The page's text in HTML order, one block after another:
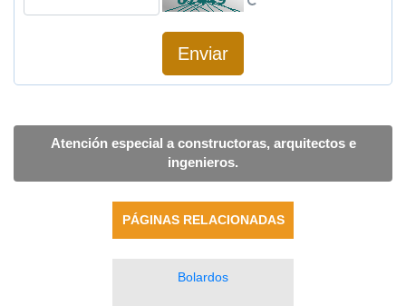
Atención especial a constructoras, arquitectos e
ingenieros.
PÁGINAS RELACIONADAS
Bolardos